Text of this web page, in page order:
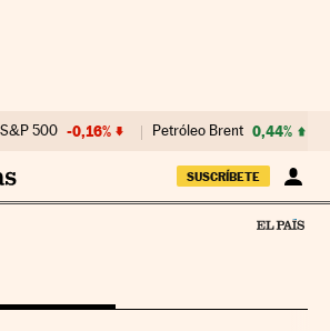
S&P 500 -0,16% Petróleo Brent 0,44%
SUSCRÍBETE